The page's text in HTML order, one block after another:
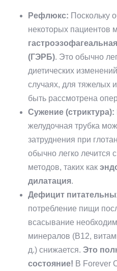
Рефлюкс: Поскольку
некоторых пациентов
(ГЭРБ). Это обычно
диетических
случаях, для тяжелых
быть рассмотрена
Сужение (стриктура):
желудочная трубка
затруднения при
обычно легко лечится
методов, таких как
дилатация.
Дефицит
потребление пищи
всасывание
минералов (B12,
д.) снижается. Это
состояние! В Forever